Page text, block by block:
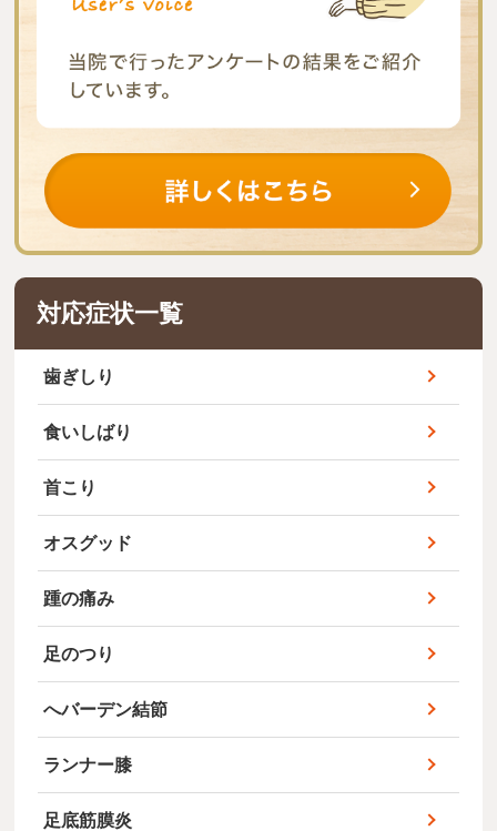
対応症状一覧
歯ぎしり
食いしばり
首こり
オスグッド
踵の痛み
足のつり
へバーデン結節
ランナー膝
足底筋膜炎